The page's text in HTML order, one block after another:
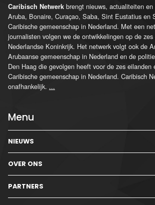
Caribisch Netwerk brengt nieuws, actualiteiten
Aruba, Bonaire, Curaçao, Saba, Sint Eustatius en
Caribische gemeenschap in Nederland. Met een
journalisten volgen we de ontwikkelingen op de
Nederlandse Koninkrijk. Het netwerk volgt ook de
Arubaanse gemeenschap in Nederland en de
Den Haag die gevolgen heeft voor de zes eilanden
Caribische gemeenschap in Nederland. Caribisch
onafhankelijk. ...
Menu
NIEUWS
OVER ONS
PARTNERS